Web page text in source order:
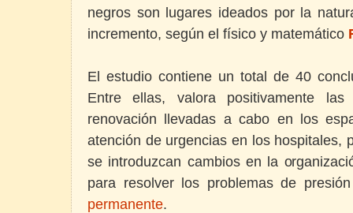
negros son lugares ideados por la
incremento, según el físico y matemático
El estudio contiene un total de 40
Entre ellas, valora positivamente
renovación llevadas a cabo en los
atención de urgencias en los hospitales,
se introduzcan cambios en la
para resolver los problemas de
permanente.